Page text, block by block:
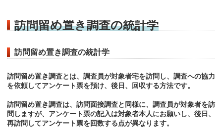
訪問留め置き調査の統計学
訪問留め置き調査の統計学
訪問留め置き調査とは、調査員が対象者宅を訪問し、調査への協力
を依頼してアンケート票を預け、後日、回収する方法です。
訪問留め置き調査は、訪問面接調査と同様に、調査員が対象者を訪
問しますが、アンケート票の記入は対象者本人にお願いし、後日、
再訪問してアンケート票を回数する点が異なります。